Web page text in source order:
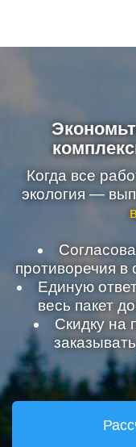
Когда все
экология —
противоречия в
Единую
весь пакет
Скидку на